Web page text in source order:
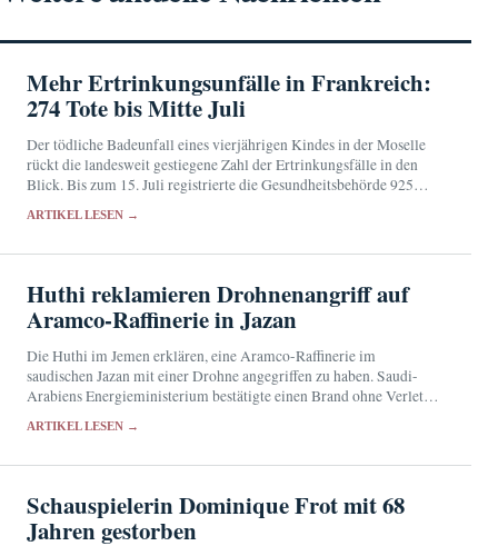
Mehr Ertrinkungsunfälle in Frankreich:
274 Tote bis Mitte Juli
Der tödliche Badeunfall eines vierjährigen Kindes in der Moselle
rückt die landesweit gestiegene Zahl der Ertrinkungsfälle in den
Blick. Bis zum 15. Juli registrierte die Gesundheitsbehörde 925
ARTIKEL LESEN →
Huthi reklamieren Drohnenangriff auf
Aramco-Raffinerie in Jazan
Die Huthi im Jemen erklären, eine Aramco-Raffinerie im
saudischen Jazan mit einer Drohne angegriffen zu haben. Saudi-
Arabiens Energieministerium bestätigte einen Brand ohne Verletzte,
ARTIKEL LESEN →
Schauspielerin Dominique Frot mit 68
Jahren gestorben